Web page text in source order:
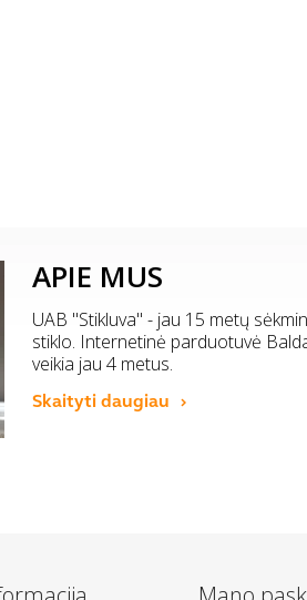
APIE MUS
UAB "Stikluva" - jau 15 metų
stiklo. Internetinė parduotuvė
veikia jau 4 metus.
Skaityti daugiau